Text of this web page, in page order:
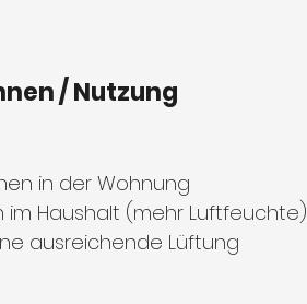
/ Nutzung
in der Wohnung
im Haushalt (mehr Luftfeuchte)
ausreichende Lüftung